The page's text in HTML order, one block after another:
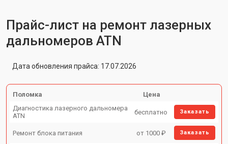
Прайс-лист на ремонт лазерных
дальномеров ATN
Дата обновления прайса: 17.07.2026
Поломка
Цена
Диагностика лазерного дальномера
ATN
бесплатно Заказать
Ремонт блока питания от 1000 ₽ Заказать